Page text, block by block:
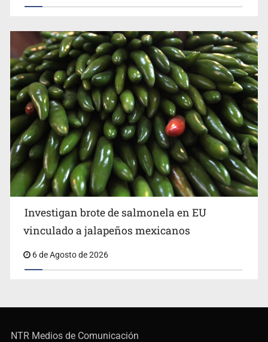
Investigan brote de salmonela en EU
vinculado a jalapeños mexicanos
6 de Agosto de 2026
NTR Medios de Comunicación